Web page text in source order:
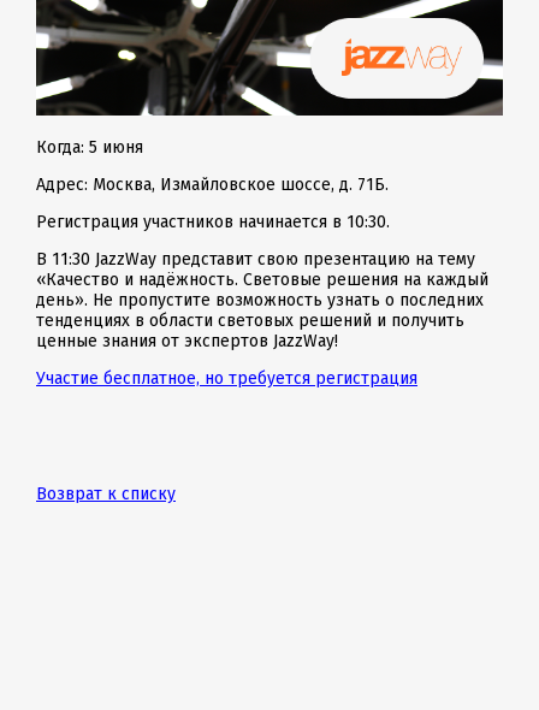
Когда: 5 июня
Адрес: Москва, Измайловское шоссе, д. 71Б.
Регистрация участников начинается в 10:30.
В 11:30 JazzWay представит свою презентацию на тему
«Качество и надёжность. Световые решения на каждый
день». Не пропустите возможность узнать о последних
тенденциях в области световых решений и получить
ценные знания от экспертов JazzWay!
Участие бесплатное, но требуется регистрация
Возврат к списку